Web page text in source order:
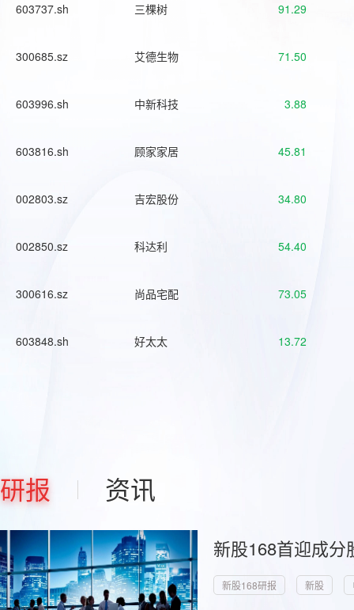
603737.sh 三棵树 91.29
300685.sz 艾德生物 71.50
603996.sh 中新科技 3.88
603816.sh 顾家家居 45.81
002803.sz 吉宏股份 34.80
002850.sz 科达利 54.40
300616.sz 尚品宅配 73.05
603848.sh 好太太 13.72
研报 资讯
新股168首迎成
新股168研报 新股